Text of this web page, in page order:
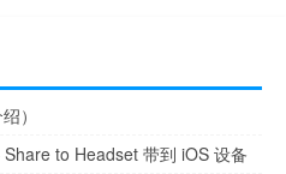
）
to Headset 带到 iOS 设备